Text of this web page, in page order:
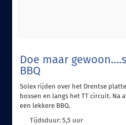
Doe maar
BBQ
Solex rijden over het Drentse
bossen en langs het TT circuit. Na
een lekkere BBQ.
Tijdsduur: 5,5 uur